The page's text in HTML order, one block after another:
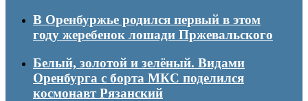
В Оренбуржье родился первый в этом
году жеребенок лошади Пржевальского
Белый, золотой и зелёный. Видами
Оренбурга с борта МКС поделился
космонавт Рязанский